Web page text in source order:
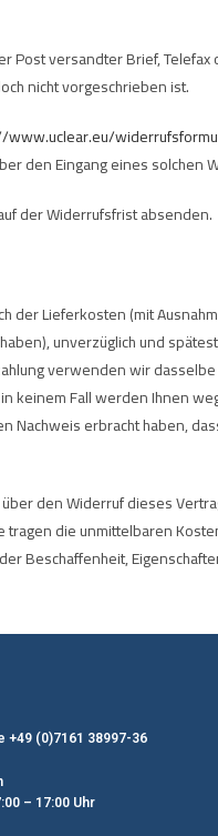
versandter Brief,
nicht vorgeschrieben ist.
www.uclear.eu/
den Eingang eines solchen
der Widerrufsfrist absenden.
Lieferkosten (mit
unverzüglich und
verwenden wir
keinem Fall werden Ihnen
erbracht haben,
den Widerruf dieses
die unmittelbaren
Beschaffenheit,
+49 (0)7161 38997-36
– 17:00 Uhr